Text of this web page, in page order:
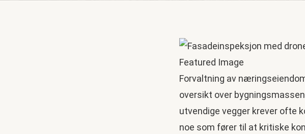
Forvaltning av
oversikt over
utvendige vegger krever ofte
noe som fører til at kritiske